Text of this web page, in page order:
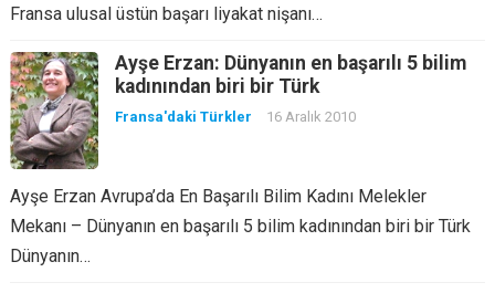
Fransa ulusal üstün başarı liyakat nişanı…
Ayşe Erzan: Dünyanın en başarılı 5 bilim
kadınından biri bir Türk
Fransa'daki Türkler 16 Aralık 2010
Ayşe Erzan Avrupa’da En Başarılı Bilim Kadını Melekler
Mekanı – Dünyanın en başarılı 5 bilim kadınından biri bir Türk
Dünyanın…